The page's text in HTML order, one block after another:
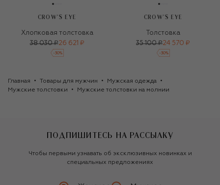
CROW’S EYE
Хлопковая толстовка
38 030 ₽26 621 ₽
-30%
CROW’S EYE
Толстовка
35 100 ₽24 570 ₽
-30%
Главная Товары для мужчин
Мужская одежда
Мужские толстовки
Мужские толстовки на молнии
ПОДПИШИТЕСЬ НА РАССЫЛКУ
Чтобы первыми узнавать об эксклюзивных новинках и
специальных предложениях